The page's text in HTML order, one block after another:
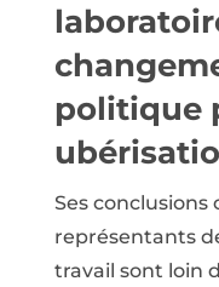
politique
Ses conclusions
représentants
travail sont loin